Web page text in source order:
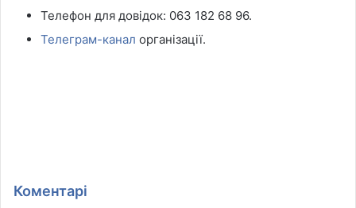
Телефон для довідок: 063 182 68 96.
Телеграм-канал організації.
Коментарі